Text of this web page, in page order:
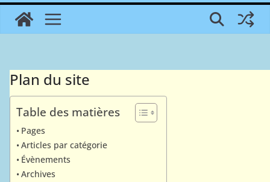
Plan du site
Table des matières
Pages
Articles par catégorie
Évènements
Archives